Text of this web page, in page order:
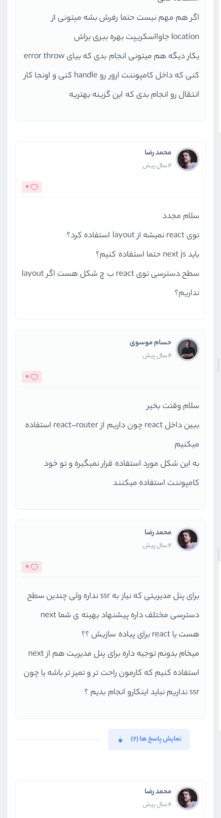
اگر هم مهم نیست حتما رفرش بشه میتونی از
location جاوااسکریپت بهره ببری براش
یکار دیگه هم میتونی انجام بدی که بیای error throw
کنی که داخل کامپوننت ارور رو handle کنی و اونجا کار
انتقال رو انجام بدی که این گزینه بهتریه
محمد رضا
4 سال پیش
0
سلام مجدد
توی react نمیشه از layout استفاده کرد؟
باید next js حتما استفاده کنیم؟
سطح دسترسی توی react ب چ شکل هست اگر layout
نداریم؟
حسام موسوی
4 سال پیش
0
سلام وقتت بخیر
ببین داخل react چون داریم از react-router استفاده
میکنیم
به این شکل مورد استفاده قرار نمیگیره و تو خود
کامپوننت استفاده میکنند
محمد رضا
4 سال پیش
0
برای پنل مدیریتی که نیاز به ssr نداره ولی چندین سطح
دسترسی مختلف داره پیشنهاد بهینه ی شما next
هست یا react برای پیاده سازیش ؟؟
میخام بدونم توجیه داره برای پنل مدیریت هم از next
استفاده کنیم که کارمون راحت تر و تمیز تر باشه یا چون
ssr نداریم نباید اینکارو انجام بدیم ؟
نمایش پاسخ ها (2)
محمد رضا
4 سال پیش